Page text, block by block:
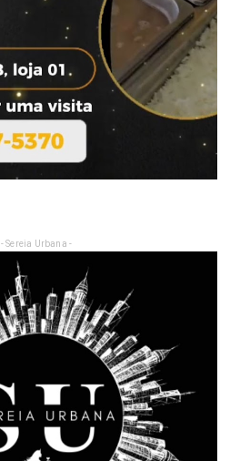
- Sereia Urbana -